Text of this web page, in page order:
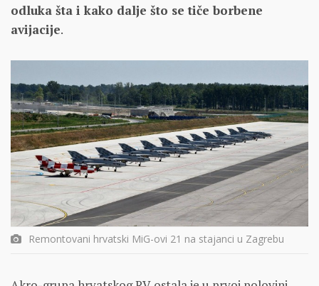
odluka šta i kako dalje što se tiče borbene
avijacije.
Remontovani hrvatski MiG-ovi 21 na stajanci u Zagrebu